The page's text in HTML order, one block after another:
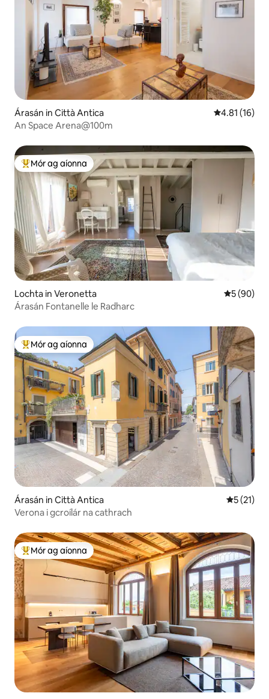
Árasán in Città Antica Meánrátáil
4.81 (16)
An Space Arena@100m
An-mhór ag aíonna
Mór ag aíonna
Lochta in Veronetta Meánrátáil
5 (90)
Árasán Fontanelle le Radharc
An-mhór ag aíonna
Mór ag aíonna
Árasán in Città Antica
5 (21)
Verona i gcroílár na cathrach
An-mhór ag aíonna
Mór ag aíonna